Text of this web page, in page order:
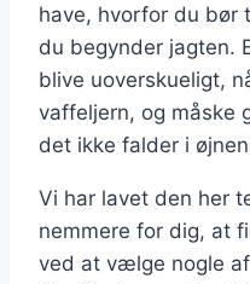
have, hvorfor du bør
du begynder jagten.
blive uoverskueligt,
vaffeljern, og måske
det ikke falder i
Vi har lavet den her
nemmere for dig, at
ved at vælge nogle